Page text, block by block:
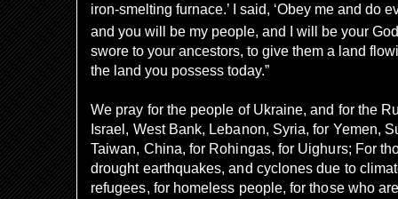
iron-smelting furnace.’ I said, ‘Obey me and do
and you will be my people, and I will be your
swore to your ancestors, to give them a land
the land you possess today.”
We pray for the people of Ukraine, and for the
Israel, West Bank, Lebanon, Syria, for Yemen,
Taiwan, China, for Rohingas, for Uighurs; For
drought earthquakes, and cyclones due to
refugees, for homeless people, for those who